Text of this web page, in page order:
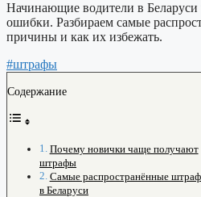
Начинающие водители в
ошибки. Разбираем самые
причины и как их избежать.
#штрафы
Содержание
Почему новички чаще получают
штрафы
Самые распространённые
в Беларуси